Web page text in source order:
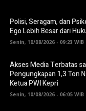
Polisi, Seragam, dan
Ego Lebih Besar dari
Senin, 10/08/2026 - 09:23 WIB
Akses Media Terbatas
Pengungkapan 1,3 Ton
Ketua PWI Kepri
Senin, 10/08/2026 - 06:05 WIB